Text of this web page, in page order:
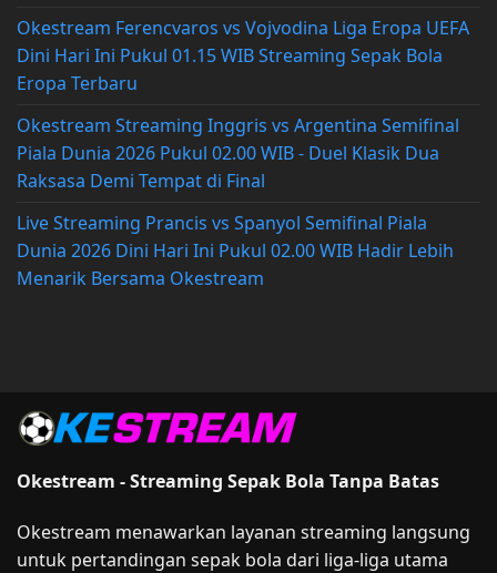
Okestream Ferencvaros vs Vojvodina Liga Eropa UEFA
Dini Hari Ini Pukul 01.15 WIB Streaming Sepak Bola
Eropa Terbaru
Okestream Streaming Inggris vs Argentina Semifinal
Piala Dunia 2026 Pukul 02.00 WIB - Duel Klasik Dua
Raksasa Demi Tempat di Final
Live Streaming Prancis vs Spanyol Semifinal Piala
Dunia 2026 Dini Hari Ini Pukul 02.00 WIB Hadir Lebih
Menarik Bersama Okestream
Okestream - Streaming Sepak Bola Tanpa Batas
Okestream menawarkan layanan streaming langsung
untuk pertandingan sepak bola dari liga-liga utama